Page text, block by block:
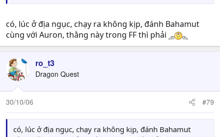
có, lúc ở địa ngục, chạy ra không kịp, đánh Bahamut
cùng với Auron, thằng này trong FF thì phải
ro_t3
Dragon Quest
30/10/06 #79
có, lúc ở địa ngục, chạy ra không kịp, đánh Bahamut